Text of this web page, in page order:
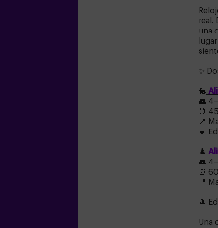
real.
una
✨
🐇
👥
⏰
📍
👧
♟️
👥
⏰
📍
🎩
Una